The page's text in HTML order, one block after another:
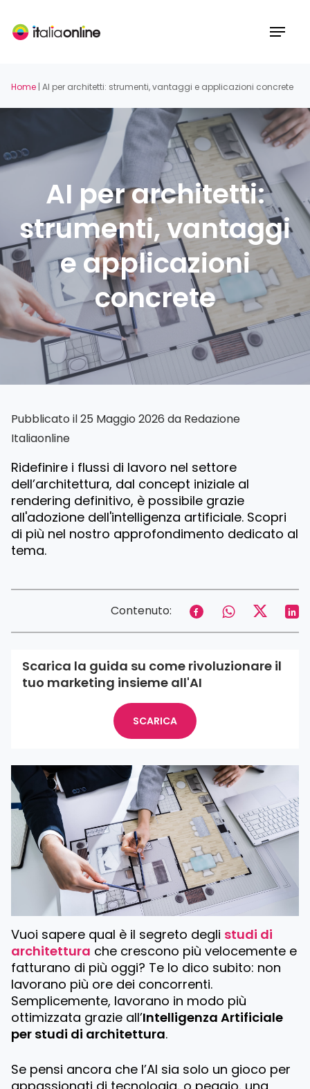
main
Menu
Home | AI per architetti: strumenti, vantaggi e applicazioni concrete
AI per architetti:
strumenti, vantaggi
e applicazioni
concrete
Pubblicato il 25 Maggio 2026 da Redazione
Italiaonline
Ridefinire i flussi di lavoro nel settore
dell’architettura, dal concept iniziale al
rendering definitivo, è possibile grazie
all'adozione dell'intelligenza artificiale. Scopri
di più nel nostro approfondimento dedicato al
tema.
Contenuto:
Scarica la guida su come rivoluzionare il
tuo marketing insieme all'AI
SCARICA
Vuoi sapere qual è il segreto degli studi di
architettura che crescono più velocemente e
fatturano di più oggi? Te lo dico subito: non
lavorano più ore dei concorrenti.
Semplicemente, lavorano in modo più
ottimizzata grazie all’Intelligenza Artificiale
per studi di architettura.
Se pensi ancora che l’AI sia solo un gioco per